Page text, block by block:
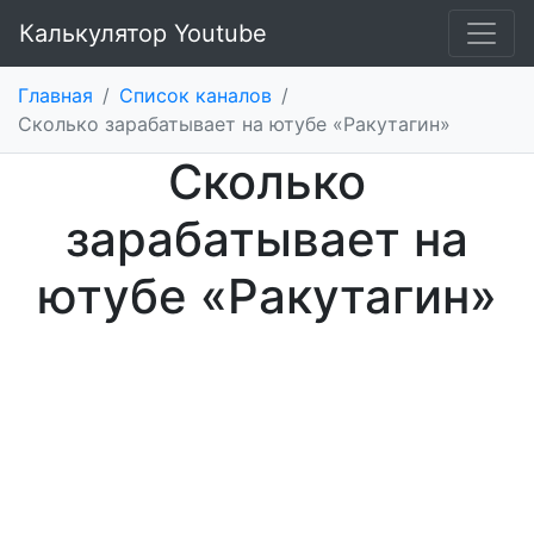
Калькулятор Youtube
Главная / Список каналов /
Cколько зарабатывает на ютубе «Ракутагин»
Cколько
зарабатывает на
ютубе «Ракутагин»